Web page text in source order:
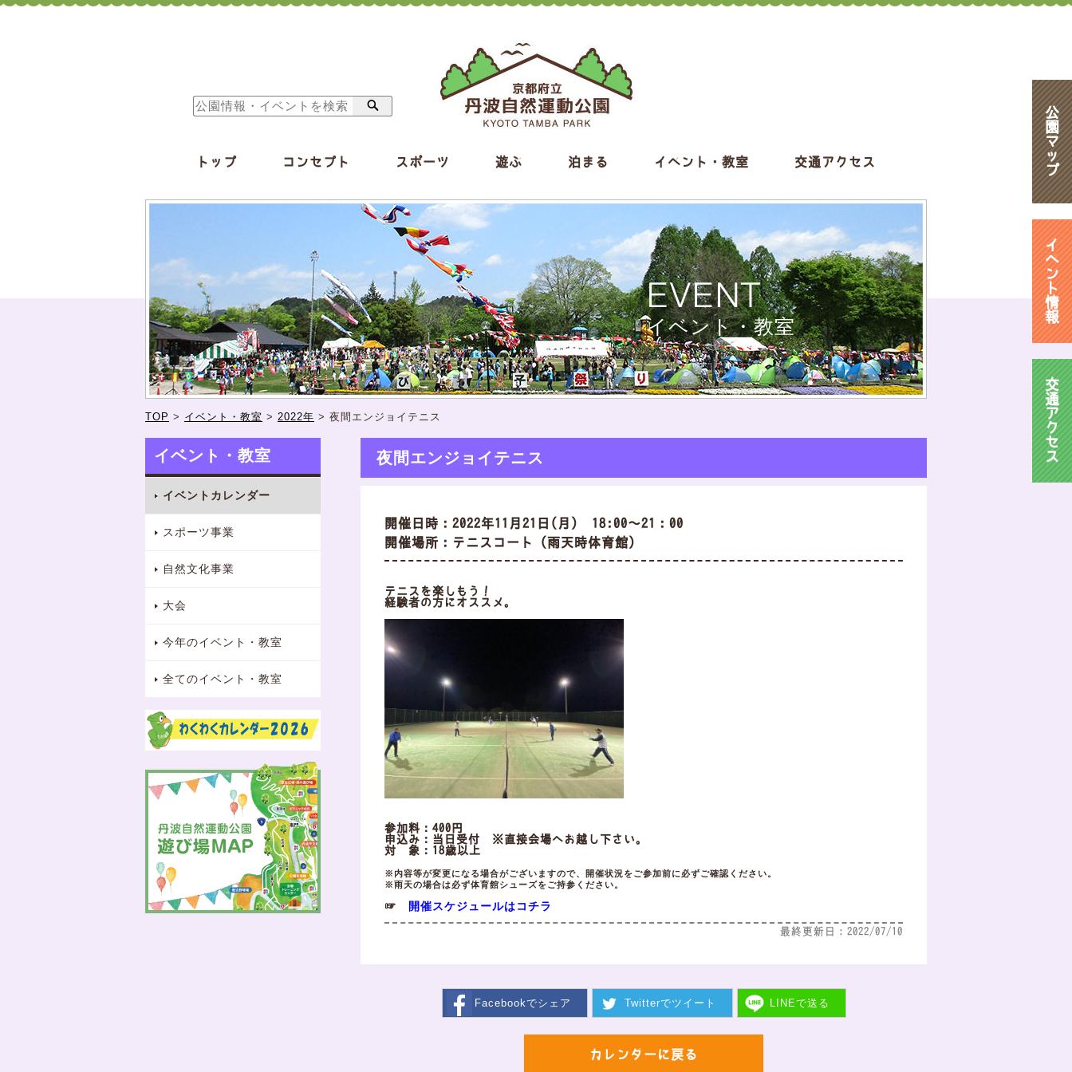
トップ コンセプト スポーツ 遊ぶ 泊まる イベント・教室 交通アクセス
公
園
マ
ッ
プ
イ
ベ
ン
ト
情
報
交
通
ア
ク
セ
ス
EVENT
イベント・教室
TOP > イベント・教室 > 2022年 > 夜間エンジョイテニス
イベント・教室
イベントカレンダー
スポーツ事業
自然文化事業
大会
今年のイベント・教室
全てのイベント・教室
夜間エンジョイテニス
開催日時：2022年11月21日(月) 18:00～21：00
開催場所：テニスコート（雨天時体育館）
テニスを楽しもう！
経験者の方にオススメ。
参加料：400円
申込み：当日受付 ※直接会場へお越し下さい。
対 象：18歳以上
※内容等が変更になる場合がございますので、開催状況をご参加前に必ずご確認ください。
※雨天の場合は必ず体育館シューズをご持参ください。
☞ 開催スケジュールはコチラ
最終更新日：2022/07/10
Facebookでシェア Twitterでツイート LINEで送る
カレンダーに戻る